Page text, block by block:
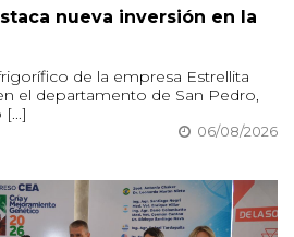
nueva inversión en la
de la empresa Estrellita
el departamento de San Pedro,
06/08/2026